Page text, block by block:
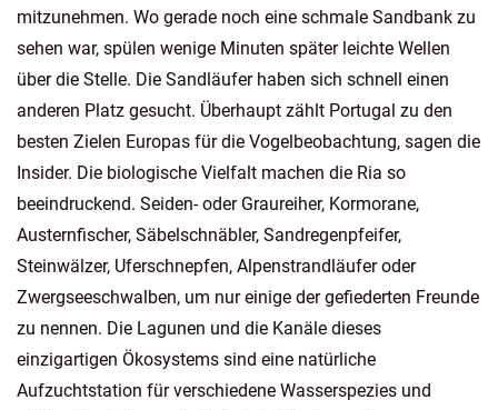
mitzunehmen. Wo gerade noch eine schmale Sandbank zu
sehen war, spülen wenige Minuten später leichte Wellen
über die Stelle. Die Sandläufer haben sich schnell einen
anderen Platz gesucht. Überhaupt zählt Portugal zu den
besten Zielen Europas für die Vogelbeobachtung, sagen die
Insider. Die biologische Vielfalt machen die Ria so
beeindruckend. Seiden- oder Graureiher, Kormorane,
Austernfischer, Säbelschnäbler, Sandregenpfeifer,
Steinwälzer, Uferschnepfen, Alpenstrandläufer oder
Zwergseeschwalben, um nur einige der gefiederten Freunde
zu nennen. Die Lagunen und die Kanäle dieses
einzigartigen Ökosystems sind eine natürliche
Aufzuchtstation für verschiedene Wasserspezies und